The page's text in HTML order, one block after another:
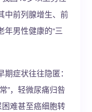
中前列腺增生、前
年男性健康的“三
症状往往隐匿：
”，轻微尿痛归咎
困难甚至癌细胞转